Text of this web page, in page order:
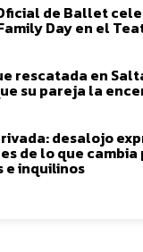
de Ballet
Day en el
rescatada en
su pareja la
desalojo
de lo que cambia
inquilinos